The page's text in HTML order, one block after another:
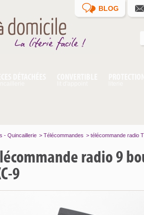
BLOG
- Quincaillerie > Télécommandes > télécommande radio
radio 9
9